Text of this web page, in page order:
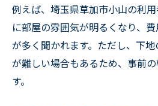
例えば、埼玉県草加市小山の利
に部屋の雰囲気が明るくなり、
が多く聞かれます。ただし、下
が難しい場合もあるため、事前
す。